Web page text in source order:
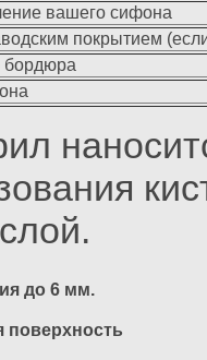
вашего сифона
покрытием
бордюра
до 6 мм.
поверхность